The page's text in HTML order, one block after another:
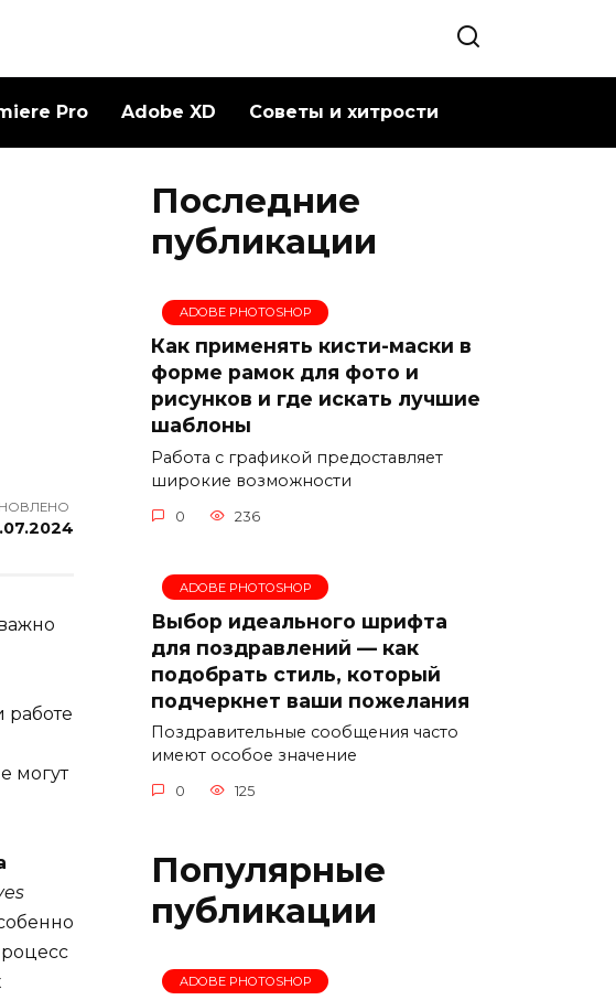
Pro Adobe XD Советы и хитрости
работе
могут
Последние
публикации
ADOBE PHOTOSHOP
Как применять кисти-маски в
форме рамок для фото и
рисунков и где искать лучшие
шаблоны
Работа с графикой предоставляет
широкие возможности
0 236
ADOBE PHOTOSHOP
Выбор идеального шрифта
для поздравлений — как
подобрать стиль, который
подчеркнет ваши пожелания
Поздравительные сообщения часто
имеют особое значение
0 125
Популярные
публикации
ADOBE PHOTOSHOP